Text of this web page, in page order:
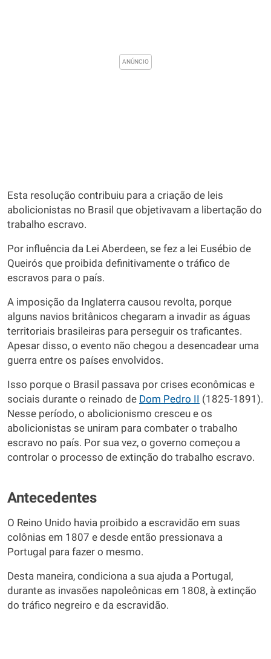
Esta resolução contribuiu para a criação de leis
abolicionistas no Brasil que objetivavam a libertação do
trabalho escravo.
Por influência da Lei Aberdeen, se fez a lei Eusébio de
Queirós que proibida definitivamente o tráfico de
escravos para o país.
A imposição da Inglaterra causou revolta, porque
alguns navios britânicos chegaram a invadir as águas
territoriais brasileiras para perseguir os traficantes.
Apesar disso, o evento não chegou a desencadear uma
guerra entre os países envolvidos.
Isso porque o Brasil passava por crises econômicas e
sociais durante o reinado de Dom Pedro II (1825-1891).
Nesse período, o abolicionismo cresceu e os
abolicionistas se uniram para combater o trabalho
escravo no país. Por sua vez, o governo começou a
controlar o processo de extinção do trabalho escravo.
Antecedentes
O Reino Unido havia proibido a escravidão em suas
colônias em 1807 e desde então pressionava a
Portugal para fazer o mesmo.
Desta maneira, condiciona a sua ajuda a Portugal,
durante as invasões napoleônicas em 1808, à extinção
do tráfico negreiro e da escravidão.